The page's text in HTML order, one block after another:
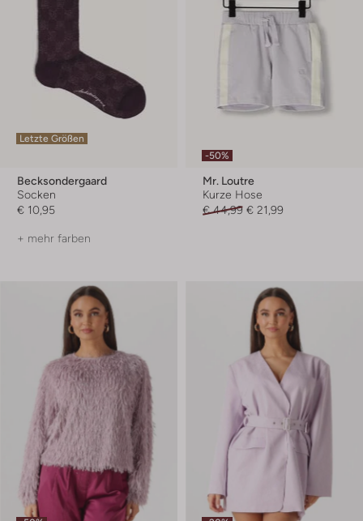
Letzte Größen
Becksondergaard
Socken
€ 10,95
+ mehr farben
-50%
Mr. Loutre
Kurze Hose
€ 44,99 € 21,99